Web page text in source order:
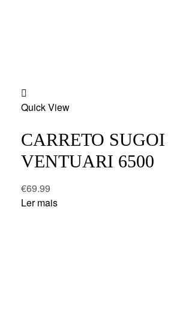
to
Quick View
CARRETO SUGOI
VENTUARI 6500
€69.99
Ler mais